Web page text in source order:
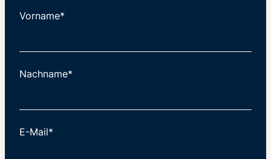
Vorname*
Nachname*
E-Mail*